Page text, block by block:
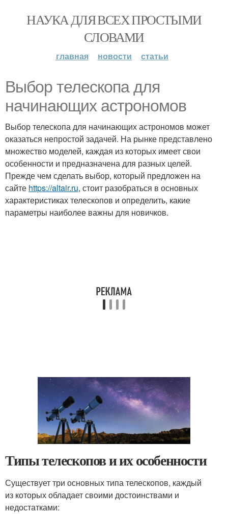
НАУКА ДЛЯ ВСЕХ ПРОСТЫМИ
СЛОВАМИ
главная новости статьи
Выбор телескопа для
начинающих астрономов
Выбор телескопа для начинающих астрономов может
оказаться непростой задачей. На рынке представлено
множество моделей, каждая из которых имеет свои
особенности и предназначена для разных целей.
Прежде чем сделать выбор, который предложен на
сайте https://altair.ru, стоит разобраться в основных
характеристиках телескопов и определить, какие
параметры наиболее важны для новичков.
Типы телескопов и их особенности
Существует три основных типа телескопов, каждый
из которых обладает своими достоинствами и
недостатками: